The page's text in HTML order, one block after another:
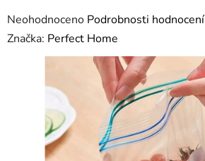
Průměrné
hodnocení
produktu
hvězdiček.
Neohodnoceno Podrobnosti hodnocení
Značka: Perfect Home